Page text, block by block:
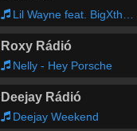
Lil Wayne feat. BigXthaPlug & Jay Jones - Hip-Hop
Roxy Rádió
Nelly - Hey Porsche
Deejay Rádió
Deejay Weekend